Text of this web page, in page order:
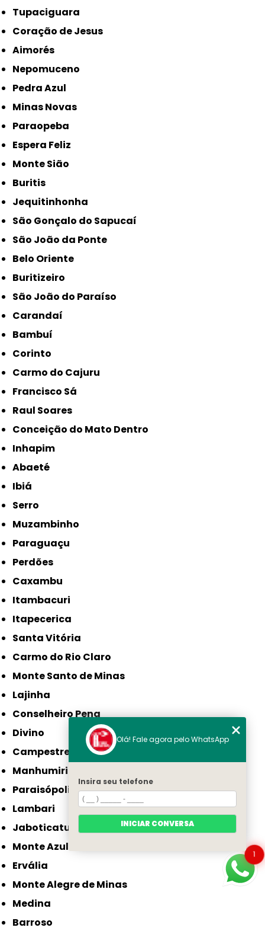
Tupaciguara
Coração de Jesus
Aimorés
Nepomuceno
Pedra Azul
Minas Novas
Paraopeba
Espera Feliz
Monte Sião
Buritis
Jequitinhonha
São Gonçalo do Sapucaí
São João da Ponte
Belo Oriente
Buritizeiro
São João do Paraíso
Carandaí
Bambuí
Corinto
Carmo do Cajuru
Francisco Sá
Raul Soares
Conceição do Mato Dentro
Inhapim
Abaeté
Ibiá
Serro
Muzambinho
Paraguaçu
Perdões
Caxambu
Itambacuri
Itapecerica
Santa Vitória
Carmo do Rio Claro
Monte Santo de Minas
Lajinha
Conselheiro Pena
Divino
Campestre
Manhumirim
Paraisópolis
Lambari
Jaboticatubas
Monte Azul
Ervália
Monte Alegre de Minas
Medina
Barroso
1
Olá! Fale agora pelo WhatsApp
Insira seu telefone
INICIAR CONVERSA